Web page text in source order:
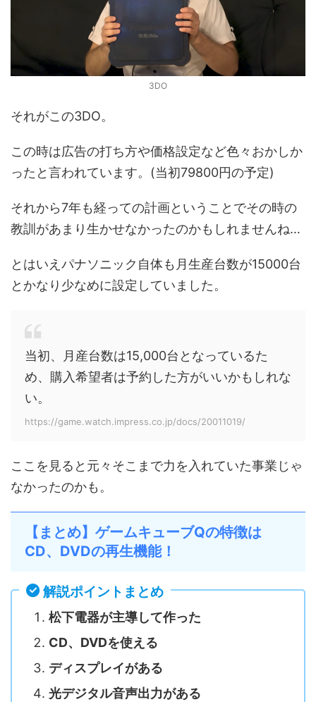
3DO
それがこの3DO。
この時は広告の打ち方や価格設定など色々おかしか
ったと言われています。(当初79800円の予定)
それから7年も経っての計画ということでその時の
教訓があまり生かせなかったのかもしれませんね…
とはいえパナソニック自体も月生産台数が15000台
とかなり少なめに設定していました。
当初、月産台数は15,000台となっているた
め、購入希望者は予約した方がいいかもしれな
い。
https://game.watch.impress.co.jp/docs/20011019/
ここを見ると元々そこまで力を入れていた事業じゃ
なかったのかも。
【まとめ】ゲームキューブQの特徴は
CD、DVDの再生機能！
解説ポイントまとめ
松下電器が主導して作った
CD、DVDを使える
ディスプレイがある
光デジタル音声出力がある